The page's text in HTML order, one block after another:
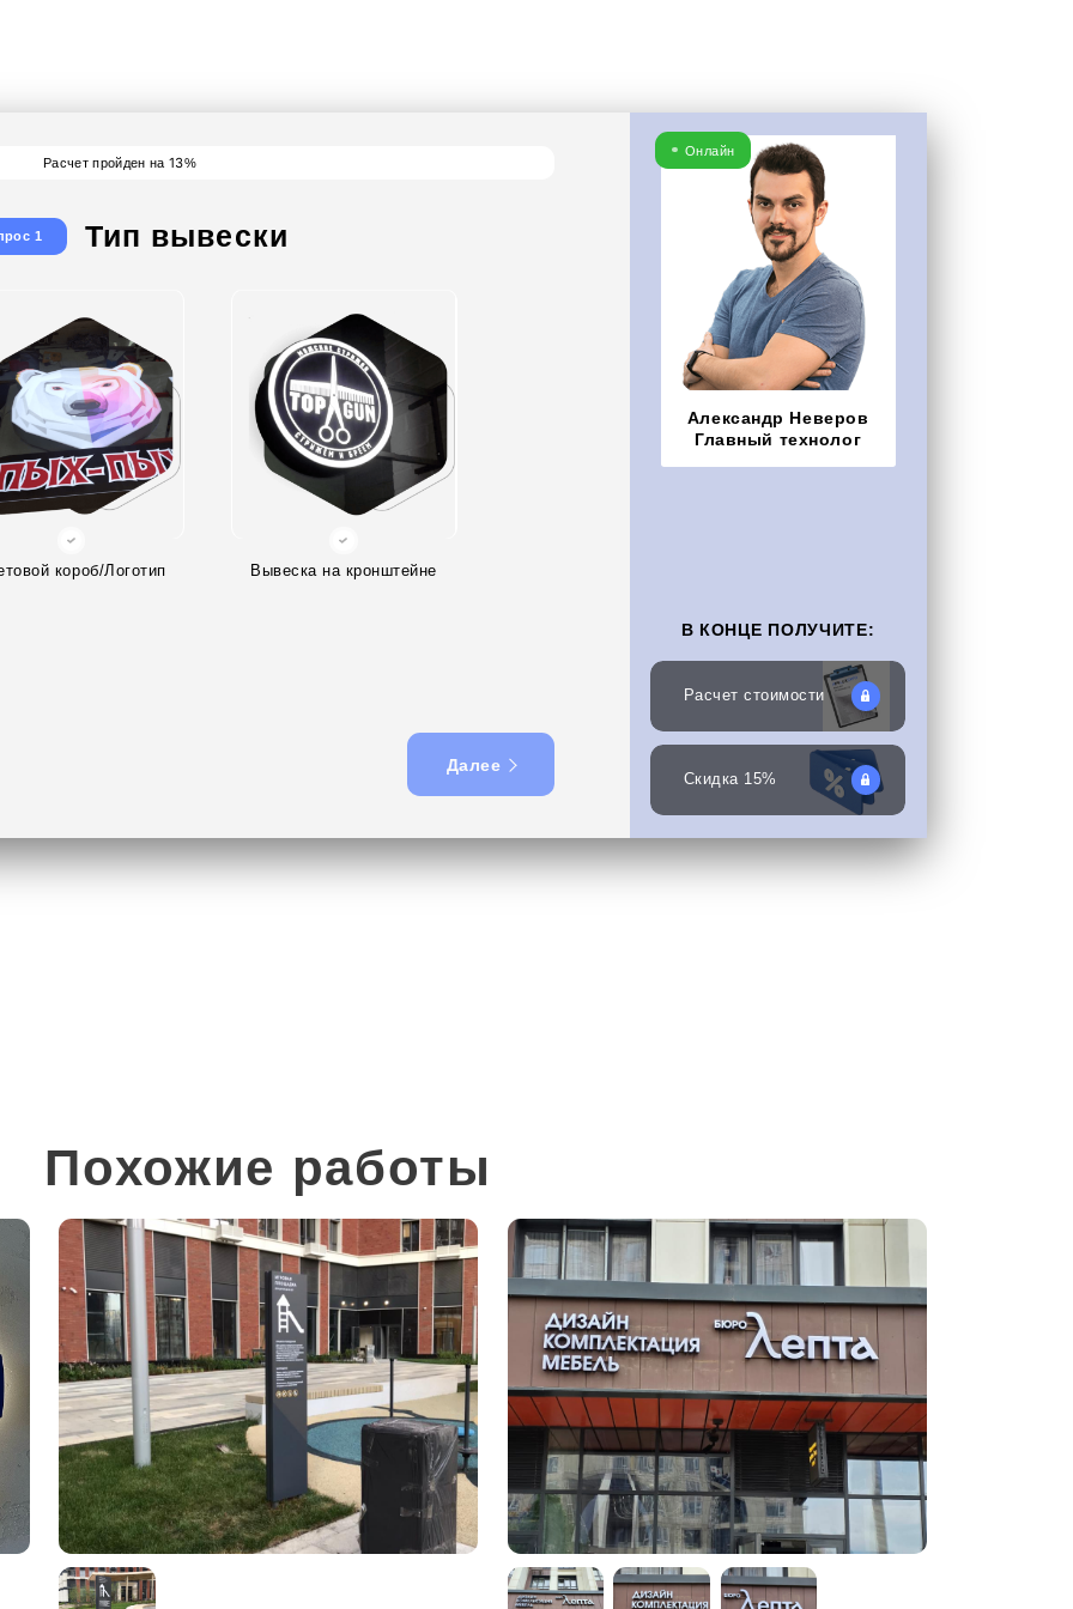
Расчет пройден на13%
1 Тип вывески
короб/Логотип Вывеска на кронштейне
Далее
Онлайн
Александр Неверов
Главный технолог
В КОНЦЕ ПОЛУЧИТЕ:
Расчет стоимости
Скидка 15%
Похожие работы